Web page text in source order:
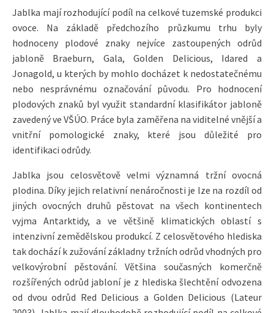
Jablka mají rozhodující podíl na celkové tuzemské produkci
ovoce. Na základě předchozího průzkumu trhu byly
hodnoceny plodové znaky nejvíce zastoupených odrůd
jabloně Braeburn, Gala, Golden Delicious, Idared a
Jonagold, u kterých by mohlo docházet k nedostatečnému
nebo nesprávnému označování původu. Pro hodnocení
plodových znaků byl využit standardní klasifikátor jabloně
zavedený ve VŠÚO. Práce byla zaměřena na viditelné vnější a
vnitřní pomologické znaky, které jsou důležité pro
identifikaci odrůdy.
Jablka jsou celosvětově velmi významná tržní ovocná
plodina. Díky jejich relativní nenáročnosti je lze na rozdíl od
jiných ovocných druhů pěstovat na všech kontinentech
vyjma Antarktidy, a ve většině klimatických oblastí s
intenzivní zemědělskou produkcí. Z celosvětového hlediska
tak dochází k zužování základny tržních odrůd vhodných pro
velkovýrobní pěstování. Většina současných komerčně
rozšířených odrůd jabloní je z hlediska šlechtění odvozena
od dvou odrůd Red Delicious a Golden Delicious (Lateur